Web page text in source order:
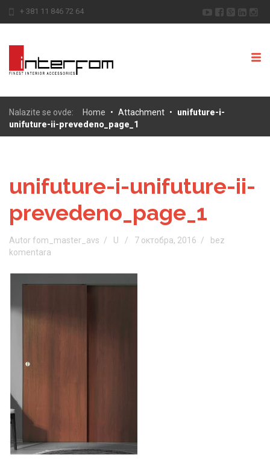
+ 381 11 846 72 64
Nalazite se ovde: Home • Attachment •
unifuture-i-
unifuture-ii-prevedeno_page_1
unifuture-i-unifuture-ii-
prevedeno_page_1
Autor fom_master_avs U 7 октобра, 2016
bez
komentara